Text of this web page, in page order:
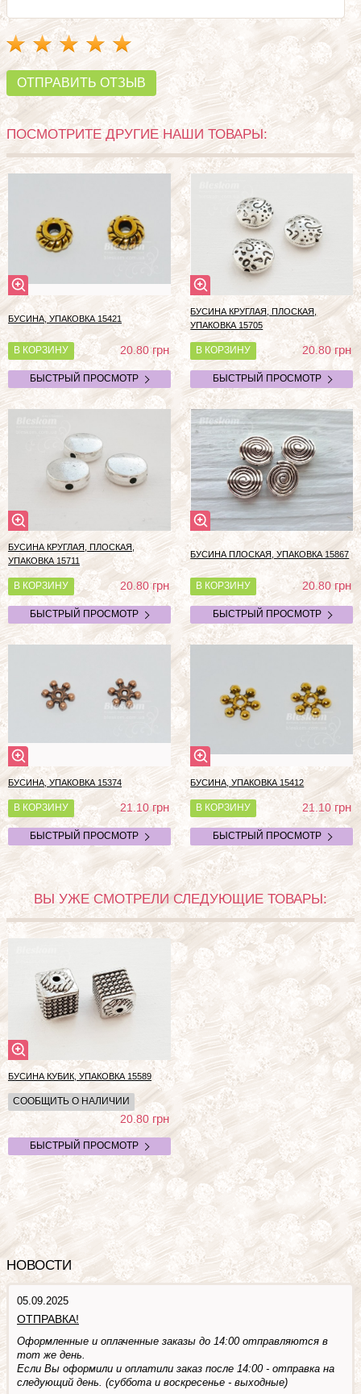
ОТПРАВИТЬ ОТЗЫВ
ПОСМОТРИТЕ ДРУГИЕ НАШИ ТОВАРЫ:
БУСИНА, УПАКОВКА 15421
В КОРЗИНУ 20.80грн
БЫСТРЫЙ ПРОСМОТР
БУСИНА КРУГЛАЯ, ПЛОСКАЯ,
УПАКОВКА 15705
В КОРЗИНУ 20.80грн
БЫСТРЫЙ ПРОСМОТР
БУСИНА КРУГЛАЯ, ПЛОСКАЯ,
УПАКОВКА 15711
В КОРЗИНУ 20.80грн
БЫСТРЫЙ ПРОСМОТР
БУСИНА ПЛОСКАЯ, УПАКОВКА 15867
В КОРЗИНУ 20.80грн
БЫСТРЫЙ ПРОСМОТР
БУСИНА, УПАКОВКА 15374
В КОРЗИНУ 21.10грн
БЫСТРЫЙ ПРОСМОТР
БУСИНА, УПАКОВКА 15412
В КОРЗИНУ 21.10грн
БЫСТРЫЙ ПРОСМОТР
ВЫ УЖЕ СМОТРЕЛИ СЛЕДУЮЩИЕ ТОВАРЫ:
БУСИНА КУБИК, УПАКОВКА 15589
СООБЩИТЬ О НАЛИЧИИ
20.80грн
БЫСТРЫЙ ПРОСМОТР
НОВОСТИ
05.09.2025
ОТПРАВКА!
Оформленные и оплаченные заказы до 14:00 отправляются в
тот же день.
Если Вы оформили и оплатили заказ после 14:00 - отправка на
следующий день. (суббота и воскресенье - выходные)